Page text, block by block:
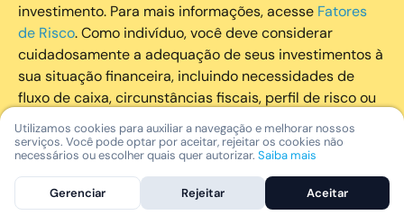
investimento. Para mais informações, acesse Fatores
de Risco. Como indivíduo, você deve considerar
cuidadosamente a adequação de seus investimentos à
sua situação financeira, incluindo necessidades de
fluxo de caixa, circunstâncias fiscais, perfil de risco ou
outros fatores subjetivos. É recomendado que você
utilize todos os recursos disponíveis para se informar
sobre investimentos de maneira geral e sobre a
composição geral de seu portfólio. Questões fiscais ou
legais relativas aos investimentos realizados através da
Utilizamos cookies para auxiliar a navegação e melhorar nossos
serviços. Você pode optar por aceitar, rejeitar os cookies não
necessários ou escolher quais quer autorizar. Saiba mais
Gerenciar Rejeitar Aceitar